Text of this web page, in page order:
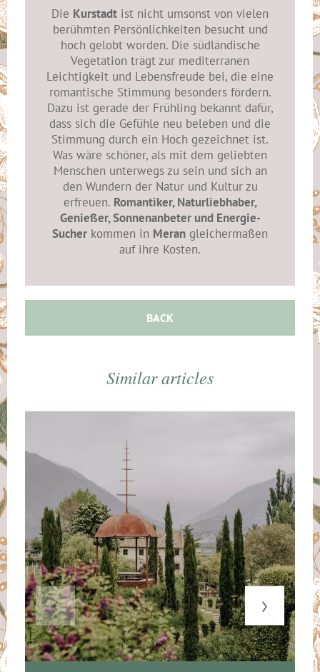
Die Kurstadt ist nicht umsonst von vielen
berühmten Persönlichkeiten besucht und
hoch gelobt worden. Die südländische
Vegetation trägt zur mediterranen
Leichtigkeit und Lebensfreude bei, die eine
romantische Stimmung besonders fördern.
Dazu ist gerade der Frühling bekannt dafür,
dass sich die Gefühle neu beleben und die
Stimmung durch ein Hoch gezeichnet ist.
Was wäre schöner, als mit dem geliebten
Menschen unterwegs zu sein und sich an
den Wundern der Natur und Kultur zu
erfreuen. Romantiker, Naturliebhaber,
Genießer, Sonnenanbeter und Energie-
Sucher kommen in Meran gleichermaßen
auf ihre Kosten.
BACK
Similar articles